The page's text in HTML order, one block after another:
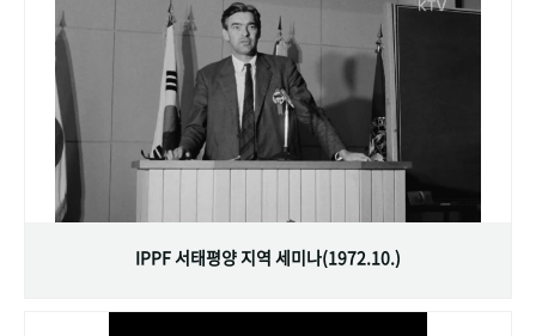
IPPF 서태평양 지역 세미나(1972.10.)